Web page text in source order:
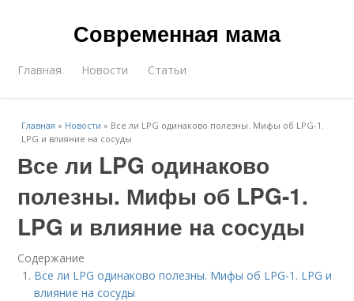
Современная мама
Главная Новости Статьи
Главная » Новости » Все ли LPG одинаково полезны. Мифы об LPG-1.
LPG и влияние на сосуды
Все ли LPG одинаково
полезны. Мифы об LPG-1.
LPG и влияние на сосуды
Содержание
Все ли LPG одинаково полезны. Мифы об LPG-1. LPG и
влияние на сосуды